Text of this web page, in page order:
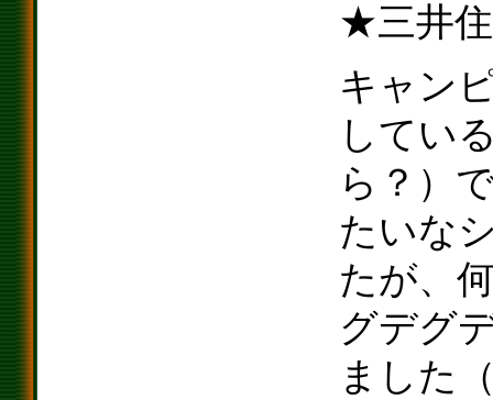
★三井
キャン
してい
ら？）
たいな
たが、
グデグ
ました